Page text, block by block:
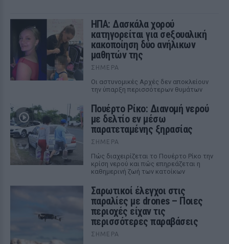
ΗΠΑ: Δασκάλα χορού
κατηγορείται για σeξουαλική
κακοποίηση δύο ανήλικων
μαθητών της
ΣΉΜΕΡΑ
Οι αστυνομικές Αρχές δεν αποκλείουν
την ύπαρξη περισσότερων θυμάτων
Πουέρτο Ρίκο: Διανομή νερού
με δελτίο εν μέσω
παρατεταμένης ξηρασίας
ΣΉΜΕΡΑ
Πώς διαχειρίζεται το Πουέρτο Ρίκο την
κρίση νερού και πώς επηρεάζεται η
καθημερινή ζωή των κατοίκων
Σαρωτικοί έλεγχοι στις
παραλίες με drones – Ποιες
περιοχές είχαν τις
περισσότερες παραβάσεις
ΣΉΜΕΡΑ